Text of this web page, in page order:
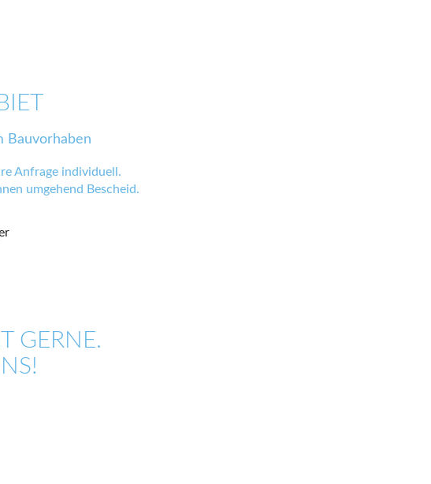
Bauvorhaben
Anfrage individuell.
umgehend Bescheid.
GERNE.